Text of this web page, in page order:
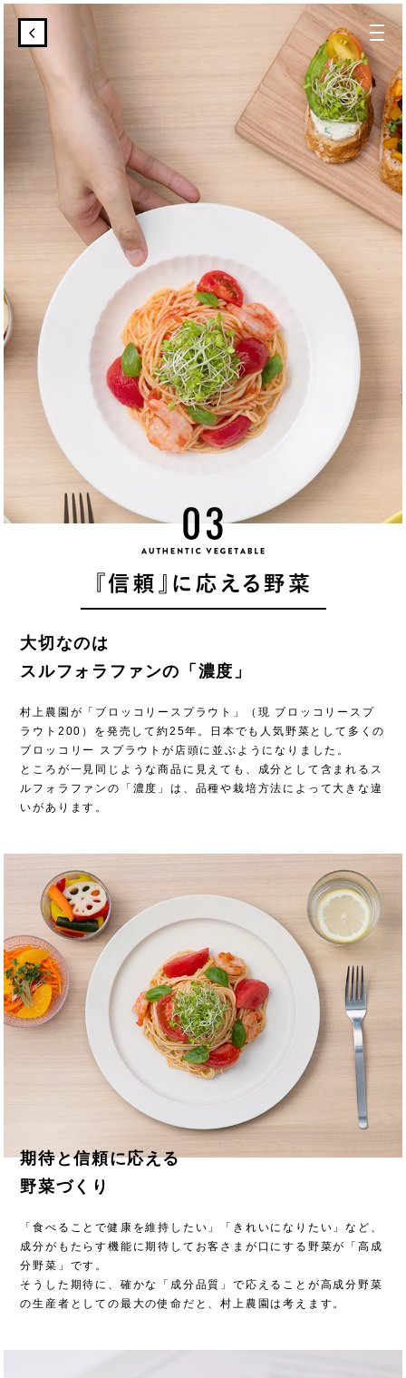
大切なのは
スルフォラファンの「濃度」
村上農園が「ブロッコリースプラウト」（現 ブロッコリースプ
ラウト200）を発売して約25年。日本でも人気野菜として多くの
ブロッコリー スプラウトが店頭に並ぶようになりました。
ところが一見同じような商品に見えても、成分として含まれるス
ルフォラファンの「濃度」は、品種や栽培方法によって大きな違
いがあります。
期待と信頼に応える
野菜づくり
「食べることで健康を維持したい」「きれいになりたい」など、
成分がもたらす機能に期待してお客さまが口にする野菜が「高成
分野菜」です。
そうした期待に、確かな「成分品質」で応えることが高成分野菜
の生産者としての最大の使命だと、村上農園は考えます。